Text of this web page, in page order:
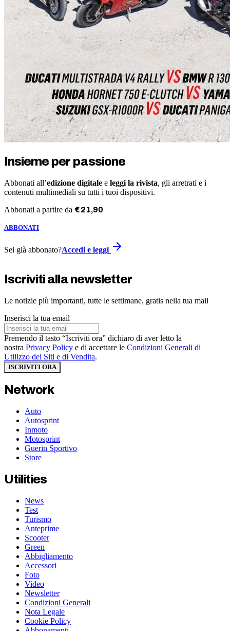
Insieme per passione
Abbonati all’edizione digitale e leggi la rivista, gli arretrati e i
contenuti multimediali su tutti i tuoi dispositivi.
Abbonati a partire da €21,90
ABBONATI
Sei già abbonato?Accedi e leggi
Iscriviti alla newsletter
Le notizie più importanti, tutte le settimane, gratis nella tua mail
Inserisci la tua email
Premendo il tasto “Iscriviti ora” dichiaro di aver letto la
nostra Privacy Policy e di accettare le Condizioni Generali di
Utilizzo dei Siti e di Vendita.
ISCRIVITI ORA
Network
Auto
Autosprint
Inmoto
Motosprint
Guerin Sportivo
Store
Utilities
News
Test
Turismo
Anteprime
Scooter
Green
Abbigliamento
Accessori
Foto
Video
Newsletter
Condizioni Generali
Nota Legale
Cookie Policy